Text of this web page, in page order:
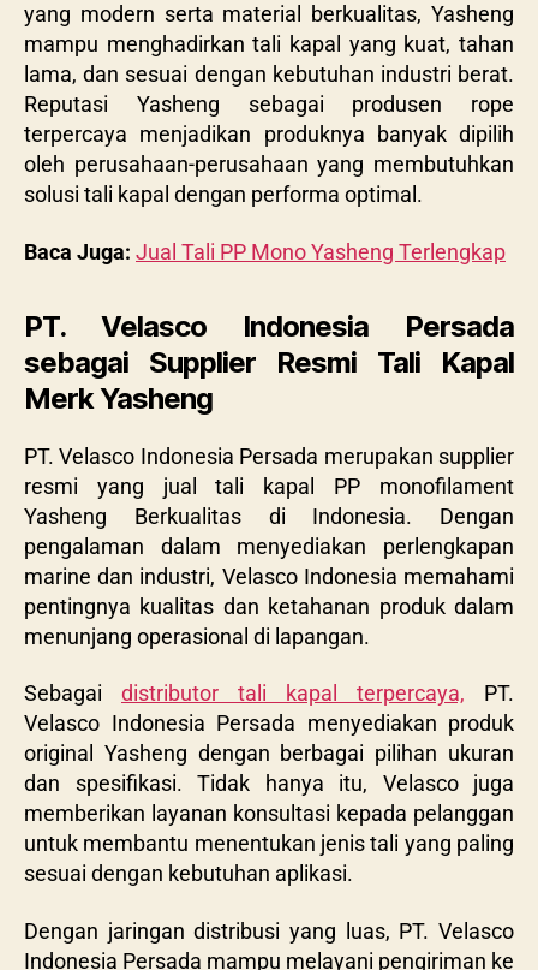
yang modern serta material berkualitas, Yasheng
mampu menghadirkan tali kapal yang kuat, tahan
lama, dan sesuai dengan kebutuhan industri berat.
Reputasi Yasheng sebagai produsen rope
terpercaya menjadikan produknya banyak dipilih
oleh perusahaan-perusahaan yang membutuhkan
solusi tali kapal dengan performa optimal.
Baca Juga: Jual Tali PP Mono Yasheng Terlengkap
PT. Velasco Indonesia Persada
sebagai Supplier Resmi Tali Kapal
Merk Yasheng
PT. Velasco Indonesia Persada merupakan supplier
resmi yang jual tali kapal PP monofilament
Yasheng Berkualitas di Indonesia. Dengan
pengalaman dalam menyediakan perlengkapan
marine dan industri, Velasco Indonesia memahami
pentingnya kualitas dan ketahanan produk dalam
menunjang operasional di lapangan.
Sebagai distributor tali kapal terpercaya, PT.
Velasco Indonesia Persada menyediakan produk
original Yasheng dengan berbagai pilihan ukuran
dan spesifikasi. Tidak hanya itu, Velasco juga
memberikan layanan konsultasi kepada pelanggan
untuk membantu menentukan jenis tali yang paling
sesuai dengan kebutuhan aplikasi.
Dengan jaringan distribusi yang luas, PT. Velasco
Indonesia Persada mampu melayani pengiriman ke